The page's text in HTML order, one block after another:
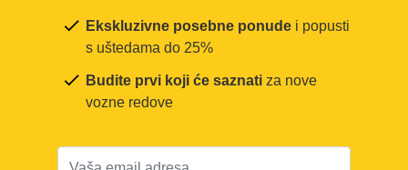
Ekskluzivne posebne ponude i popusti
s uštedama do 25%
Budite prvi koji će saznati za nove
vozne redove